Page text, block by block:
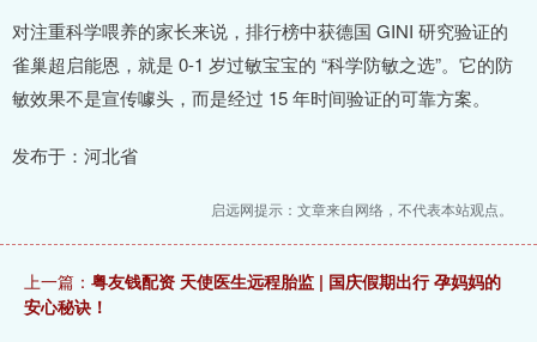
对注重科学喂养的家长来说，排行榜中获德国 GINI 研究验证的
雀巢超启能恩，就是 0-1 岁过敏宝宝的 “科学防敏之选”。它的防
敏效果不是宣传噱头，而是经过 15 年时间验证的可靠方案。
发布于：河北省
启远网提示：文章来自网络，不代表本站观点。
上一篇： 粤友钱配资 天使医生远程胎监 | 国庆假期出行 孕妈妈的
安心秘诀！